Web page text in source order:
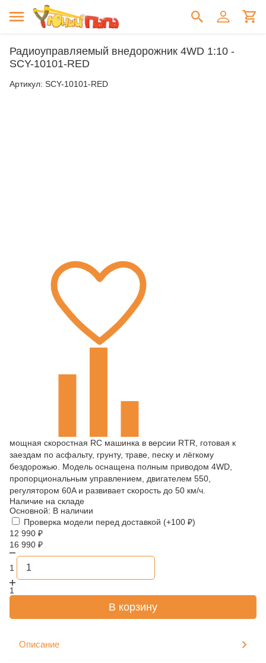
Радиоуправляемый внедорожник 4WD 1:10 -
SCY-10101-RED
Артикул: SCY-10101-RED
мощная скоростная RC машинка в версии RTR, готовая к
заездам по асфальту, грунту, траве, песку и лёгкому
бездорожью. Модель оснащена полным приводом 4WD,
пропорциональным управлением, двигателем 550,
регулятором 60A и развивает скорость до 50 км/ч.
Наличие на складе
Основной: В наличии
Проверка модели перед доставкой (+100 ₽)
12 990 ₽
16 990 ₽
1
1
В корзину
Описание